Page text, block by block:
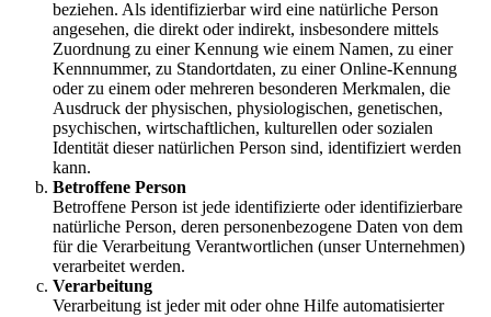
beziehen. Als identifizierbar wird eine natürliche Person
angesehen, die direkt oder indirekt, insbesondere mittels
Zuordnung zu einer Kennung wie einem Namen, zu einer
Kennnummer, zu Standortdaten, zu einer Online-Kennung
oder zu einem oder mehreren besonderen Merkmalen, die
Ausdruck der physischen, physiologischen, genetischen,
psychischen, wirtschaftlichen, kulturellen oder sozialen
Identität dieser natürlichen Person sind, identifiziert werden
kann.
Betroffene Person
Betroffene Person ist jede identifizierte oder identifizierbare
natürliche Person, deren personenbezogene Daten von dem
für die Verarbeitung Verantwortlichen (unser Unternehmen)
verarbeitet werden.
Verarbeitung
Verarbeitung ist jeder mit oder ohne Hilfe automatisierter